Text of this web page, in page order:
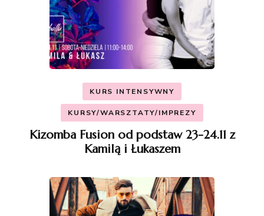
KURS INTENSYWNY
KURSY/WARSZTATY/IMPREZY
Kizomba Fusion od podstaw 23-24.11 z
Kamilą i Łukaszem